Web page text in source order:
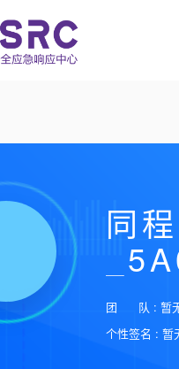
同
团 队 : 暂
个性签名 : 暂